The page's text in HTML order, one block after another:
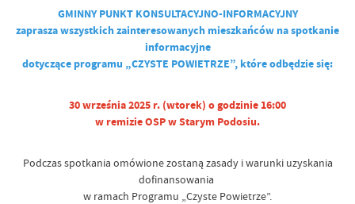
GMINNY PUNKT KONSULTACYJNO-INFORMACYJNY
zaprasza wszystkich zainteresowanych mieszkańców na spotkanie
informacyjne
dotyczące programu „CZYSTE POWIETRZE”, które odbędzie się:
30 września 2025 r. (wtorek) o godzinie 16:00
w remizie OSP w Starym Podosiu.
Podczas spotkania omówione zostaną zasady i warunki uzyskania
dofinansowania
w ramach Programu „Czyste Powietrze”.